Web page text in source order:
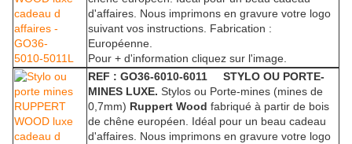
d'affaires. Nous imprimons en gravure votre logo
suivant vos instructions. Fabrication :
Européenne.
Pour + d'information cliquez sur l'image.
REF : GO36-6010-6011 STYLO OU PORTE-
MINES LUXE. Stylos ou Porte-mines (mines de
0,7mm) Ruppert Wood fabriqué à partir de bois
de chêne européen. Idéal pour un beau cadeau
d'affaires. Nous imprimons en gravure votre logo